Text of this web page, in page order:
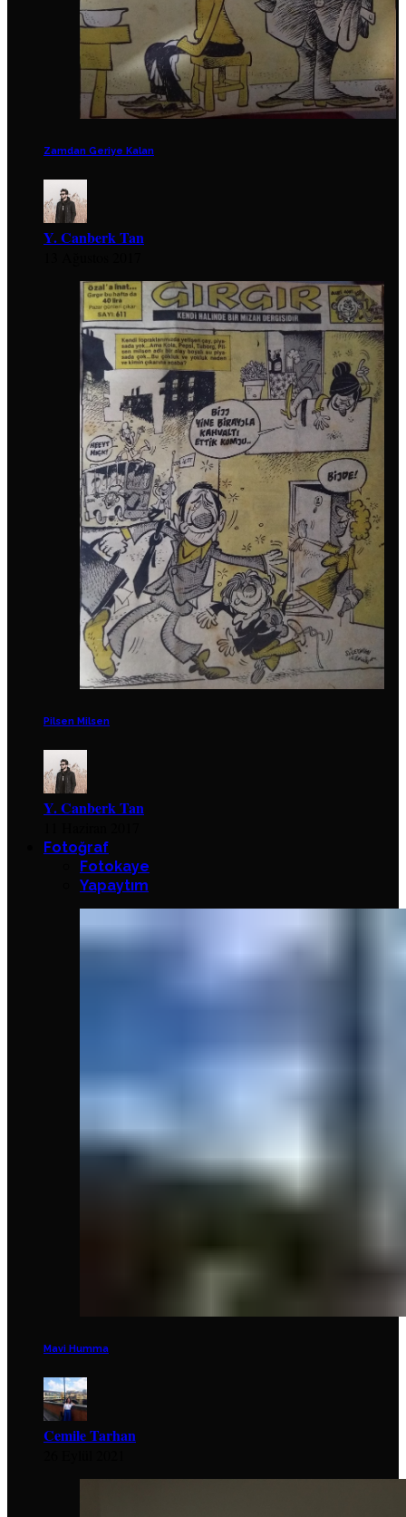
Zamdan Geriye Kalan
Y. Canberk Tan
Pilsen Milsen
Y. Canberk Tan
Fotoğraf
Fotokaye
Yapaytım
Mavi Humma
Cemile Tarhan